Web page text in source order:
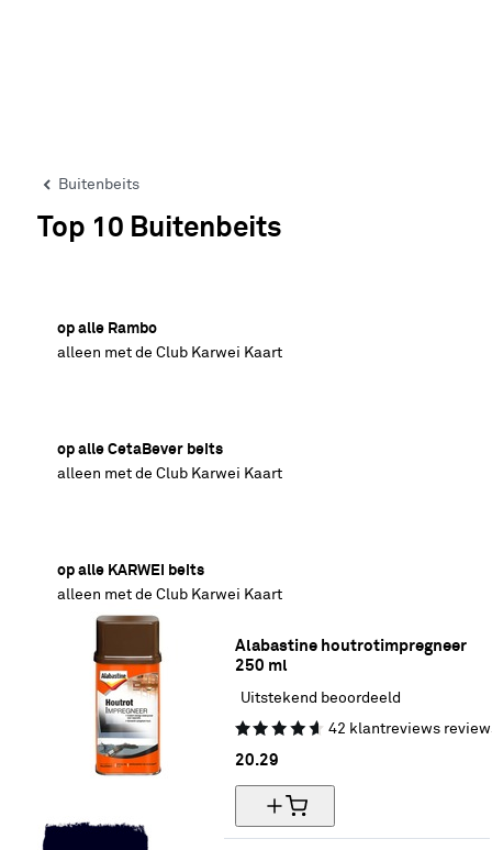
Buitenbeits
Top 10 Buitenbeits
op alle Rambo
alleen met de Club Karwei Kaart
op alle CetaBever beits
alleen met de Club Karwei Kaart
op alle KARWEI beits
alleen met de Club Karwei Kaart
Alabastine houtrotimpregneer
250 ml
Uitstekend beoordeeld
42 klantreviews
20.29